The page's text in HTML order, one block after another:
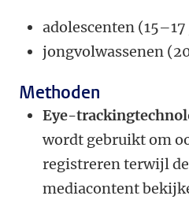
adolescenten
jongvolwassenen
Methoden
Eye-
wordt gebruikt om
registreren terwijl
mediacontent